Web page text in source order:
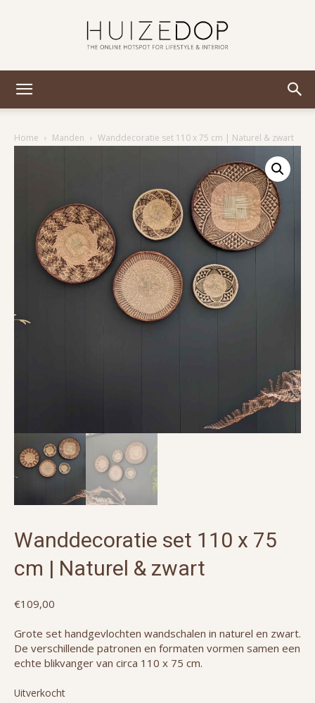
Home Manden Wanddecoratie set 110 x 75 cm | Naturel & zwart
Wanddecoratie set 110 x 75
cm | Naturel & zwart
€109,00
Grote set handgevlochten wandschalen in naturel en zwart.
De verschillende patronen en formaten vormen samen een
echte blikvanger van circa 110 x 75 cm.
Uitverkocht